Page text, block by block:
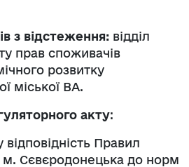
з відстеження: відділ
прав споживачів
розвитку
міської ВА.
акту:
Правил
м. Сєвєродонецька до норм